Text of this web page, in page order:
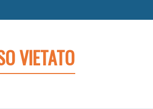
VIETATO